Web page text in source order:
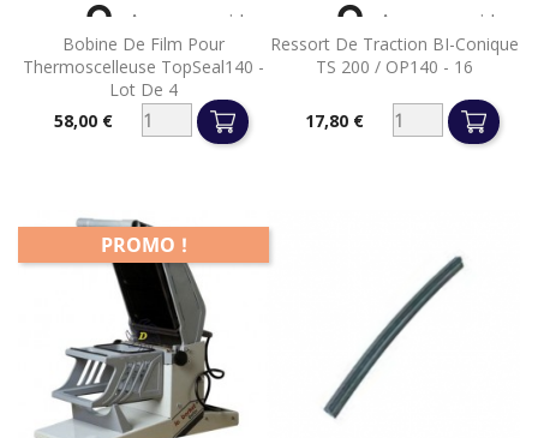
Bobine De Film Pour
Thermoscelleuse TopSeal140 -
Lot De 4
Prix58,00 €
 Aperçu rapide
Ressort De Traction BI-Conique
TS 200 / OP140 - 16
17,80 €
 Aperçu rapide
PROMO !